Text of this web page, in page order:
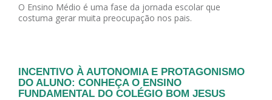
O Ensino Médio é uma fase da jornada escolar que
costuma gerar muita preocupação nos pais.
INCENTIVO À AUTONOMIA E PROTAGONISMO
DO ALUNO: CONHEÇA O ENSINO
FUNDAMENTAL DO COLÉGIO BOM JESUS